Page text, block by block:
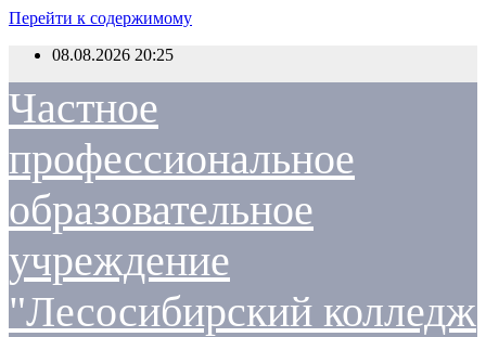
Перейти к содержимому
08.08.2026 20:25
Частное
профессиональное
образовательное
учреждение
"Лесосибирский колледж